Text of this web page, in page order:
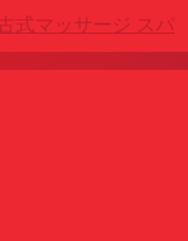
| 群馬 新伊勢崎